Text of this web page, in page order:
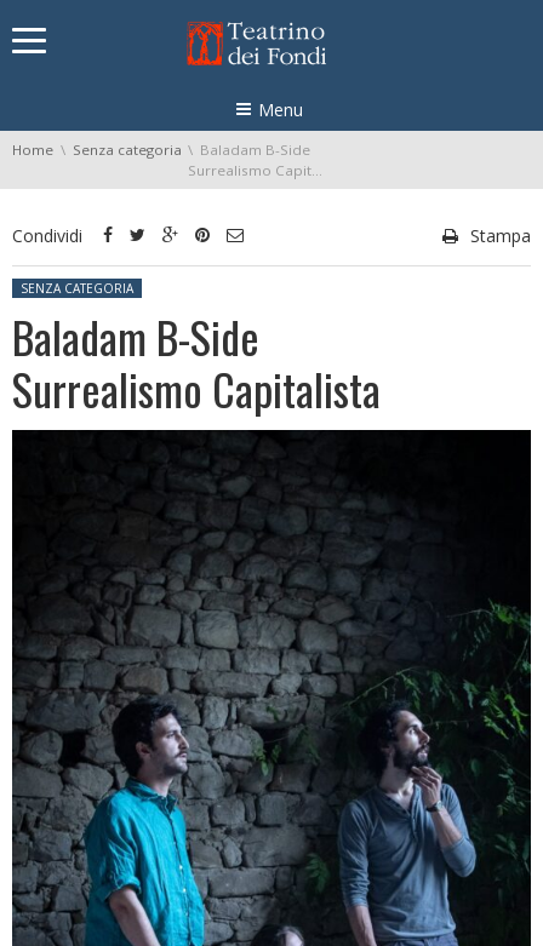
Menu
You are here:
Home Senza categoria
Baladam B-Side
Surrealismo Capitalista
Condividi Stampa
Posted in:
SENZA CATEGORIA
Baladam B-Side
Surrealismo Capitalista